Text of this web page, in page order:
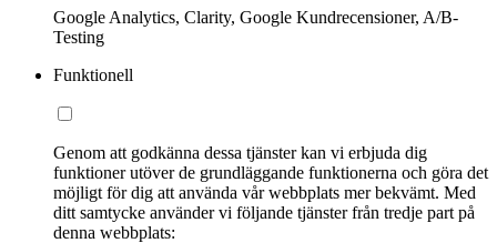
Google Analytics, Clarity, Google Kundrecensioner, A/B-
Testing
Funktionell
Genom att godkänna dessa tjänster kan vi erbjuda dig
funktioner utöver de grundläggande funktionerna och göra det
möjligt för dig att använda vår webbplats mer bekvämt. Med
ditt samtycke använder vi följande tjänster från tredje part på
denna webbplats: